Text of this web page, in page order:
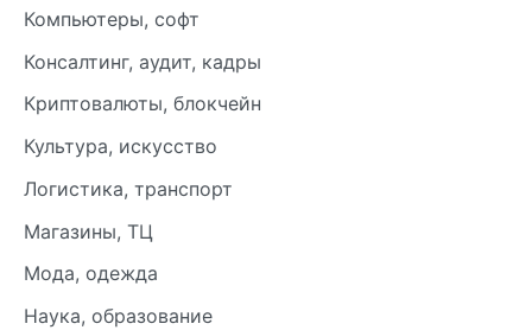
Компьютеры, софт
Консалтинг, аудит, кадры
Криптовалюты, блокчейн
Культура, искусство
Логистика, транспорт
Магазины, ТЦ
Мода, одежда
Наука, образование